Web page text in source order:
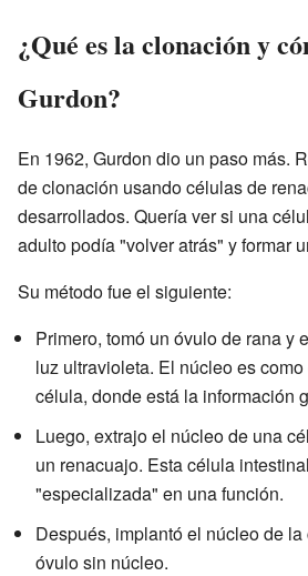
¿Qué es la clonación y
Gurdon?
En 1962, Gurdon dio un paso más.
de clonación usando células de
desarrollados. Quería ver si una
adulto podía "volver atrás" y formar
Su método fue el siguiente:
Primero, tomó un óvulo de rana y
luz ultravioleta. El núcleo es
célula, donde está la información
Luego, extrajo el núcleo de una
un renacuajo. Esta célula
"especializada" en una función.
Después, implantó el núcleo de
óvulo sin núcleo.